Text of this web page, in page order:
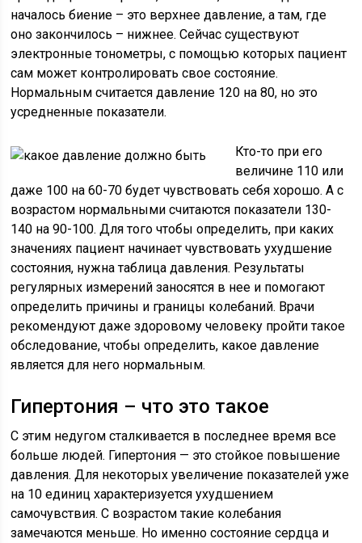
началось биение – это верхнее давление, а там, где
оно закончилось – нижнее. Сейчас существуют
электронные тонометры, с помощью которых пациент
сам может контролировать свое состояние.
Нормальным считается давление 120 на 80, но это
усредненные показатели.
Кто-то при его
величине 110 или
даже 100 на 60-70 будет чувствовать себя хорошо. А с
возрастом нормальными считаются показатели 130-
140 на 90-100. Для того чтобы определить, при каких
значениях пациент начинает чувствовать ухудшение
состояния, нужна таблица давления. Результаты
регулярных измерений заносятся в нее и помогают
определить причины и границы колебаний. Врачи
рекомендуют даже здоровому человеку пройти такое
обследование, чтобы определить, какое давление
является для него нормальным.
Гипертония – что это такое
С этим недугом сталкивается в последнее время все
больше людей. Гипертония — это стойкое повышение
давления. Для некоторых увеличение показателей уже
на 10 единиц характеризуется ухудшением
самочувствия. С возрастом такие колебания
замечаются меньше. Но именно состояние сердца и